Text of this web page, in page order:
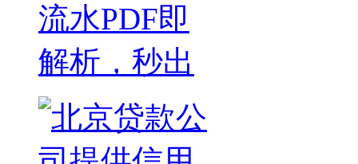
流水PDF即
解析，秒出